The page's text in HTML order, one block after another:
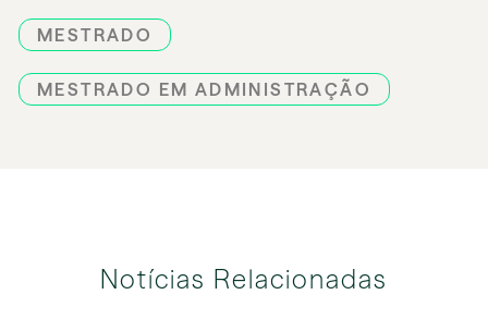
MESTRADO
MESTRADO EM ADMINISTRAÇÃO
Notícias Relacionadas